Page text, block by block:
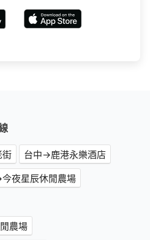
台中→鹿港永樂酒店
夜星辰休閒農場
農場